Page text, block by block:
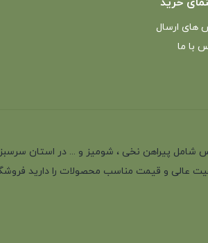
های ارسال
با ما
از 35 سال سابقه در تولید انواع لباس شامل پیراهن نخی ،
عالی و قیمت مناسب محصولات را دارید